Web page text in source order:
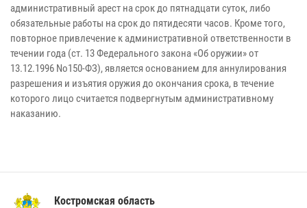
административный арест на срок до пятнадцати суток, либо
обязательные работы на срок до пятидесяти часов. Кроме того,
повторное привлечение к административной ответственности в
течении года (ст. 13 Федерального закона «Об оружии» от
13.12.1996 No150-ФЗ), является основанием для аннулирования
разрешения и изъятия оружия до окончания срока, в течение
которого лицо считается подвергнутым административному
наказанию.
Костромская область